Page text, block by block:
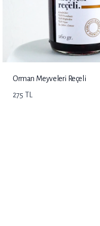
Orman Meyveleri Reçeli
275 TL